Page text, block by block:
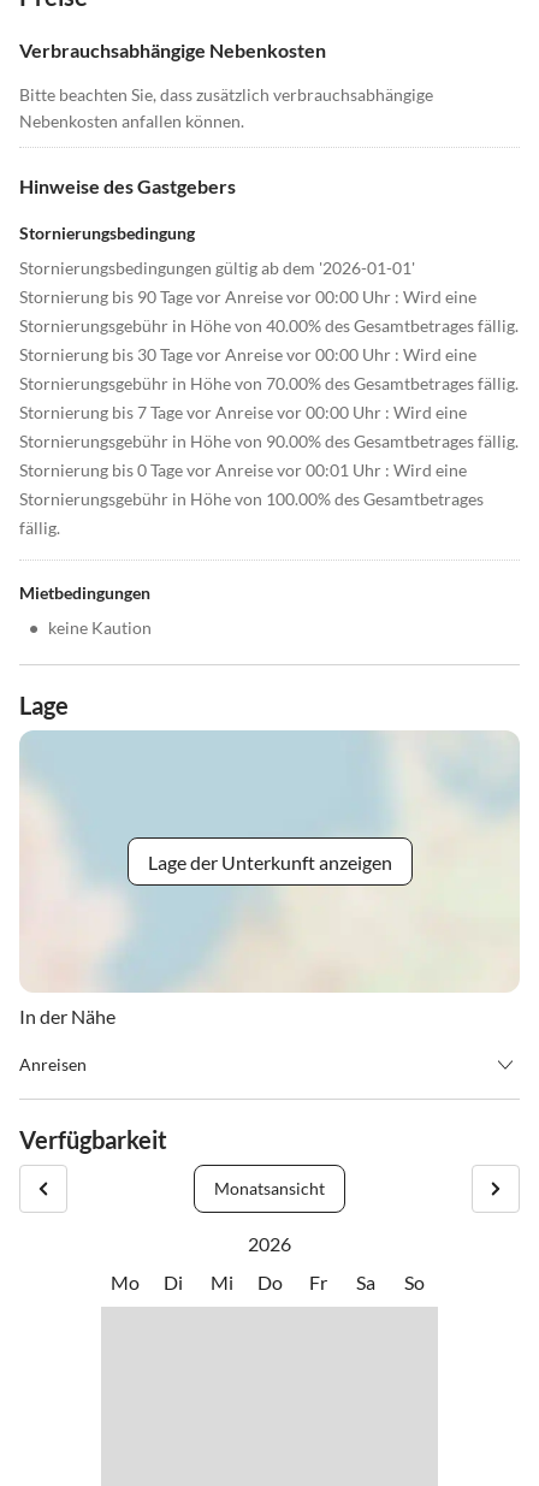
Verbrauchsabhängige Nebenkosten
Bitte beachten Sie, dass zusätzlich verbrauchsabhängige
Nebenkosten anfallen können.
Hinweise des Gastgebers
Stornierungsbedingung
Stornierungsbedingungen gültig ab dem '2026-01-01'
Stornierung bis 90 Tage vor Anreise vor 00:00 Uhr : Wird eine
Stornierungsgebühr in Höhe von 40.00% des Gesamtbetrages fällig.
Stornierung bis 30 Tage vor Anreise vor 00:00 Uhr : Wird eine
Stornierungsgebühr in Höhe von 70.00% des Gesamtbetrages fällig.
Stornierung bis 7 Tage vor Anreise vor 00:00 Uhr : Wird eine
Stornierungsgebühr in Höhe von 90.00% des Gesamtbetrages fällig.
Stornierung bis 0 Tage vor Anreise vor 00:01 Uhr : Wird eine
Stornierungsgebühr in Höhe von 100.00% des Gesamtbetrages
fällig.
Mietbedingungen
• keine Kaution
Lage
Lage der Unterkunft anzeigen
In der Nähe
Anreisen
Verfügbarkeit
Monatsansicht
2026
Mo
Di Mi Do Fr Sa So